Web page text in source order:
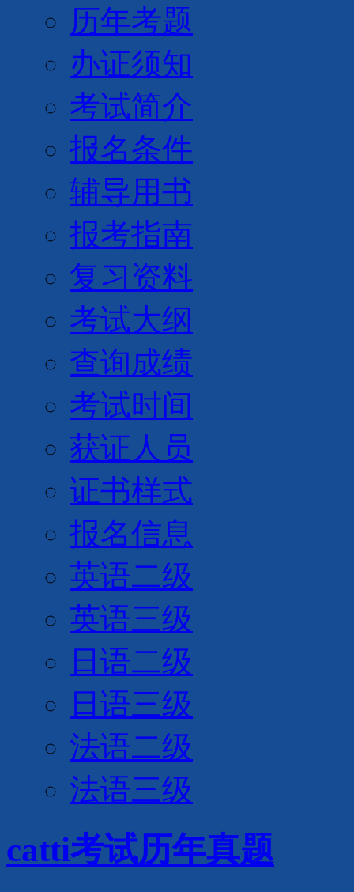
历年考题
办证须知
考试简介
报名条件
辅导用书
报考指南
复习资料
考试大纲
查询成绩
考试时间
获证人员
证书样式
报名信息
英语二级
英语三级
日语二级
日语三级
法语二级
法语三级
catti考试历年真题